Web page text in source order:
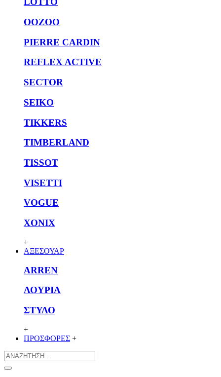
OOZOO
PIERRE CARDIN
REFLEX ACTIVE
SECTOR
SEIKO
TIKKERS
TIMBERLAND
TISSOT
VISETTI
VOGUE
XONIX
+
ΑΞΕΣΟΥΑΡ
ARREN
ΛΟΥΡΙΑ
ΣΤΥΛΟ
+
ΠΡΟΣΦΟΡΕΣ +